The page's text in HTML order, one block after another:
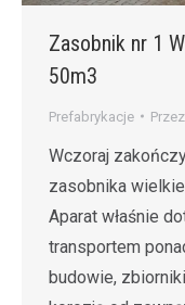
Zasobnik nr 1
50m3
Prefabrykacje Przez
Wczoraj
zasobnika
Aparat właśnie
transportem
budowie,